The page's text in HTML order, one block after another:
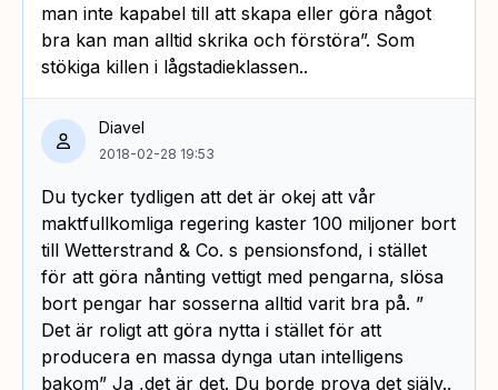
man inte kapabel till att skapa eller göra något
bra kan man alltid skrika och förstöra”. Som
stökiga killen i lågstadieklassen..
Diavel
2018-02-28 19:53
Du tycker tydligen att det är okej att vår
maktfullkomliga regering kaster 100 miljoner bort
till Wetterstrand & Co. s pensionsfond, i stället
för att göra nånting vettigt med pengarna, slösa
bort pengar har sosserna alltid varit bra på. ”
Det är roligt att göra nytta i stället för att
producera en massa dynga utan intelligens
bakom” Ja ,det är det. Du borde prova det själv..